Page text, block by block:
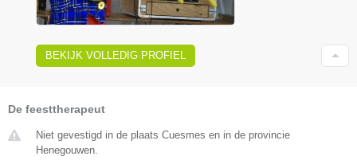
BEKIJK VOLLEDIG PROFIEL
De feesttherapeut
Niet gevestigd in de plaats Cuesmes en in de provincie
Henegouwen.